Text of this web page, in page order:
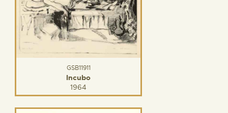
GSB11911
Incubo
1964